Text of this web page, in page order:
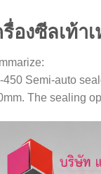
รื่องซีลเท้า
450 Semi-auto
The sealing